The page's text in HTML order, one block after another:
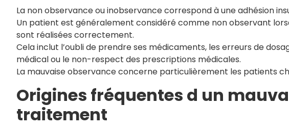
La non observance ou inobservance correspond à une adhésion
Un patient est généralement considéré comme non observant
sont réalisées correctement.
Cela inclut l’oubli de prendre ses médicaments, les erreurs de
médical ou le non-respect des prescriptions médicales.
La mauvaise observance concerne particulièrement les patients
Origines fréquentes d un
traitement